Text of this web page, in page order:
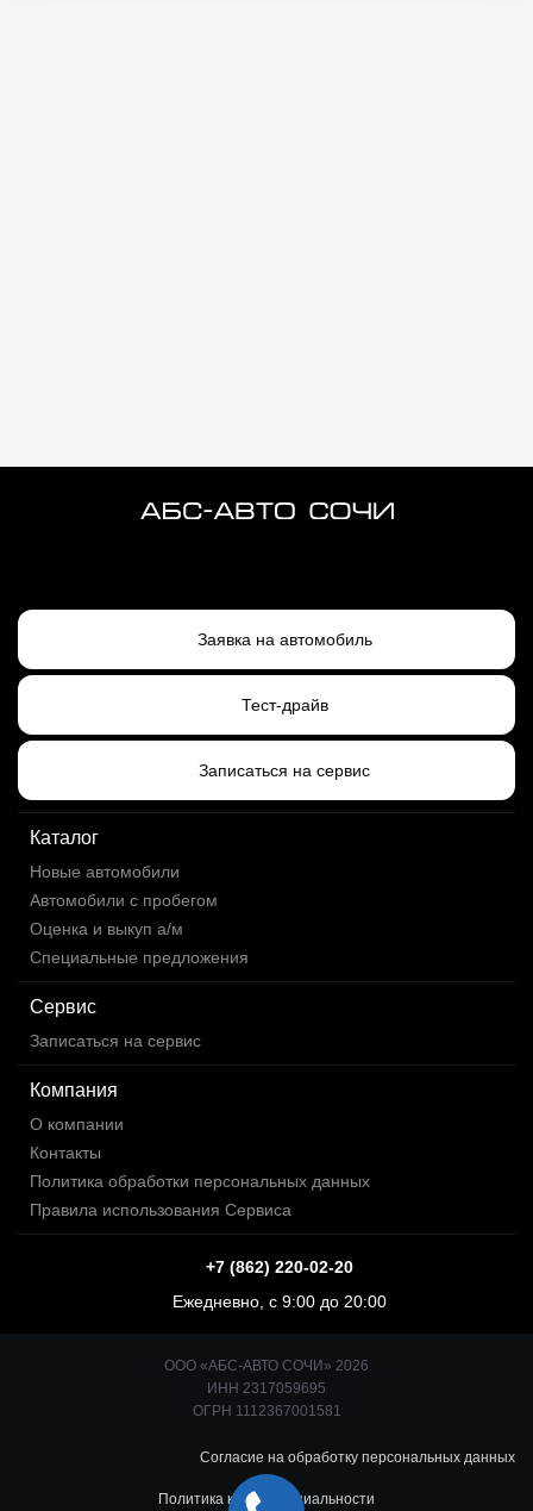
Заявка на автомобиль
Тест-драйв
Записаться на сервис
Каталог
Новые автомобили
Автомобили с пробегом
Оценка и выкуп а/м
Специальные предложения
Сервис
Записаться на сервис
Компания
О компании
Контакты
Политика обработки персональных данных
Правила использования Сервиса
+7 (862) 220-02-20
Ежедневно, с 9:00 до 20:00
ООО «АБС-АВТО СОЧИ» 2026
ИНН 2317059695
ОГРН 1112367001581
Согласие на обработку персональных данных
Политика конфиденциальности